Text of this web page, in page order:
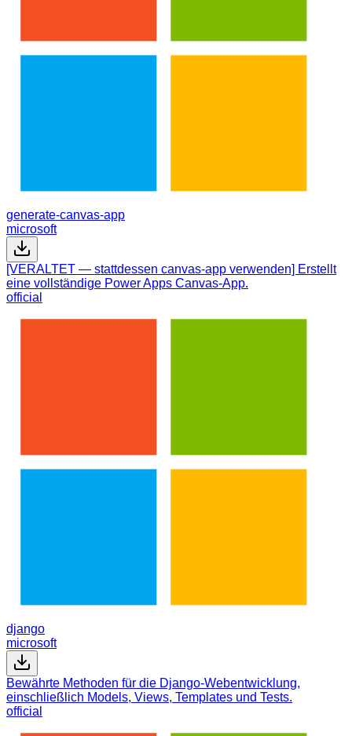
generate-canvas-app
microsoft
[VERALTET — stattdessen canvas-app verwenden] Erstellt
eine vollständige Power Apps Canvas-App.
official
django
microsoft
Bewährte Methoden für die Django-Webentwicklung,
einschließlich Models, Views, Templates und Tests.
official